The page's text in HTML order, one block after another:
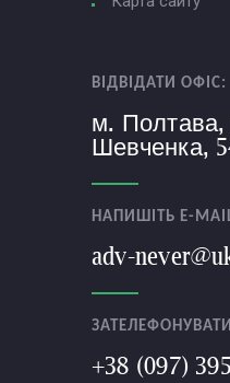
ВІДВІДАТИ ОФІС:
м. Полтава,
Шевченка,
НАПИШІТЬ E-
adv-
+38 (097)